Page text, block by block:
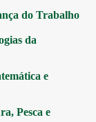
do Trabalho
da
e
Pesca e